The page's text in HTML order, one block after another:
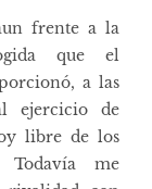
frente a la
que el
a las
ejercicio de
libre de los
Todavía me